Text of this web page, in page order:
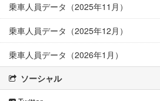
乗車人員データ（2025年11月）
乗車人員データ（2025年12月）
乗車人員データ（2026年1月）
ソーシャル